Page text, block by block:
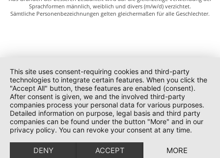
Sprachformen männlich, weiblich und divers (m/w/d) verzichtet.
Sämtliche Personenbezeichnungen gelten gleichermaßen für alle Geschlechter.
This site uses consent-requiring cookies and third-party
technologies to integrate certain features. When you click the
"Accept All" button, these features are enabled (consent).
After consent is given, we and the involved third-party
companies process your personal data for various purposes.
Detailed information on purpose, legal basis and third party
companies can be found under the button "More" and in our
privacy policy. You can revoke your consent at any time.
DENY ACCEPT MORE